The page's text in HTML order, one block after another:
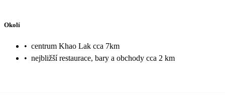
Okolí
• centrum Khao Lak cca 7km
• nejbližší restaurace, bary a obchody cca 2 km